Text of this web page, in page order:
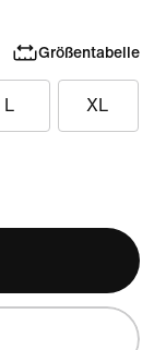
Größentabelle
L XL